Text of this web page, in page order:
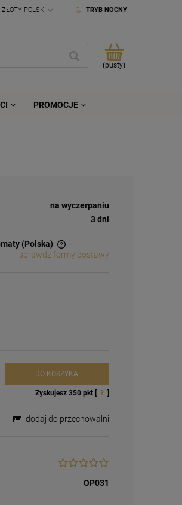
TRYB NOCNY
(pusty)
PROMOCJE
na wyczerpaniu
3 dni
(Polska)
sprawdź formy dostawy
DO KOSZYKA
Zyskujesz 350pkt [ ? ]
dodaj do przechowalni
OP031